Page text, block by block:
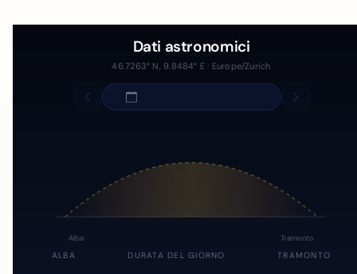
Dati astronomici
46.7263° N, 9.8484° E · Europe/Zurich
Alba Tramonto
ALBA DURATA DEL GIORNO TRAMONTO